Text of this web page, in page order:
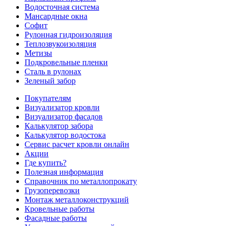
Водосточная система
Мансардные окна
Софит
Рулонная гидроизоляция
Теплозвукоизоляция
Метизы
Подкровельные пленки
Сталь в рулонах
Зеленый забор
Покупателям
Визуализатор кровли
Визуализатор фасадов
Калькулятор забора
Калькулятор водостока
Сервис расчет кровли онлайн
Акции
Где купить?
Полезная информация
Справочник по металлопрокату
Грузоперевозки
Монтаж металлоконструкций
Кровельные работы
Фасадные работы